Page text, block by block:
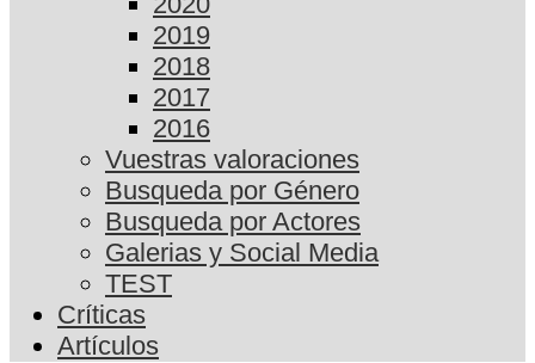
2019
2018
2017
2016
Vuestras valoraciones
Busqueda por Género
Busqueda por Actores
Galerias y Social Media
TEST
Críticas
Artículos